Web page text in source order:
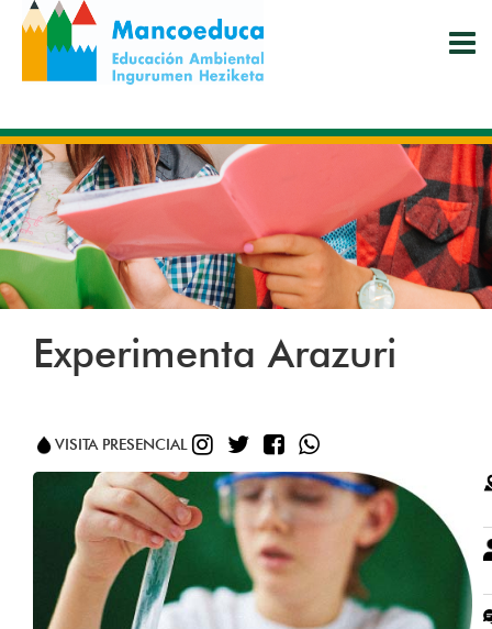
Pasar
contenido
principal
Experimenta Arazuri
VISITA PRESENCIAL